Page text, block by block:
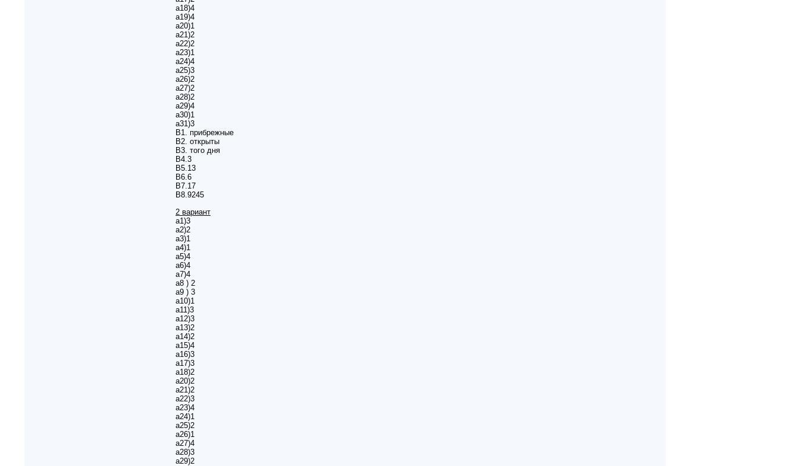
а18)4
а19)4
а20)1
а21)2
а22)2
а23)1
а24)4
а25)3
а26)2
а27)2
а28)2
а29)4
а30)1
а31)3
B1. прибрежные
B2. открыты
B3. того дня
B4.3
B5.13
B6.6
B7.17
B8.9245
2 вариант
а1)3
а2)2
а3)1
а4)1
а5)4
а6)4
а7)4
а8 ) 2
а9 ) 3
а10)1
а11)3
а12)3
а13)2
а14)2
а15)4
а16)3
а17)3
а18)2
а20)2
а21)2
а22)3
а23)4
а24)1
а25)2
а26)1
а27)4
а28)3
а29)2